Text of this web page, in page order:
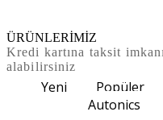
ÜRÜNLERİMİZ
Kredi kartına taksit
alabilirsiniz
Yeni Popüler
Autonics